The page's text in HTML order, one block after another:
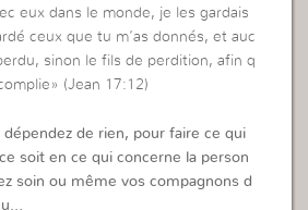
eux dans le monde, je les gardais
ceux que tu m’as donnés, et auc
sinon le fils de perdition, afin q
(Jean 17:12)
dépendez de rien, pour faire ce qui
soit en ce qui concerne la person
soin ou même vos compagnons d